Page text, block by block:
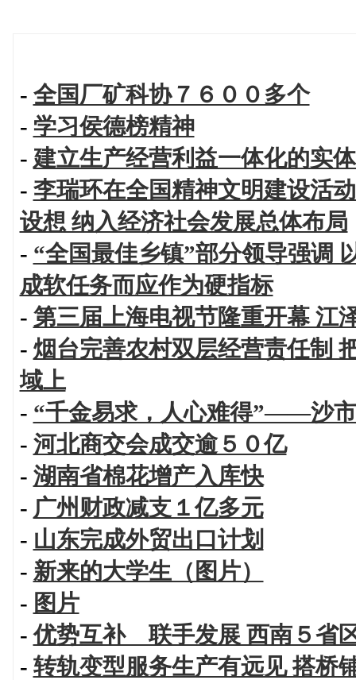
- 全国厂矿科协７６００多个
- 学习侯德榜精神
- 建立生产经营利益一体化的实
- 李瑞环在全国精神文明建设活
设想 纳入经济社会发展总体布局
- “全国最佳乡镇”部分领导强调
成软任务而应作为硬指标
- 第三届上海电视节隆重开幕 江
- 烟台完善农村双层经营责任制
域上
- “千金易求，人心难得”——沙
- 河北商交会成交逾５０亿
- 湖南省棉花增产入库快
- 广州财政减支１亿多元
- 山东完成外贸出口计划
- 新来的大学生（图片）
- 图片
-优势互补 联手发展 西南５省
- 转轨变型服务生产有远见 搭桥